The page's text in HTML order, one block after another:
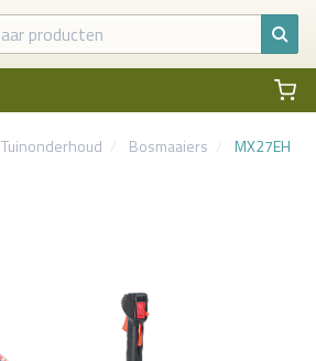
Tuinonderhoud Bosmaaiers MX27EH